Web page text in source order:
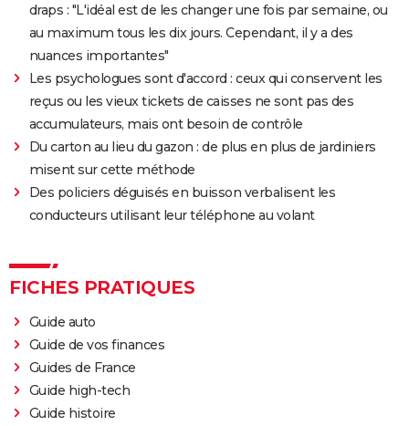
draps : "L'idéal est de les changer une fois par semaine, ou
au maximum tous les dix jours. Cependant, il y a des
nuances importantes"
Les psychologues sont d'accord : ceux qui conservent les
reçus ou les vieux tickets de caisses ne sont pas des
accumulateurs, mais ont besoin de contrôle
Du carton au lieu du gazon : de plus en plus de jardiniers
misent sur cette méthode
Des policiers déguisés en buisson verbalisent les
conducteurs utilisant leur téléphone au volant
FICHES PRATIQUES
Guide auto
Guide de vos finances
Guides de France
Guide high-tech
Guide histoire